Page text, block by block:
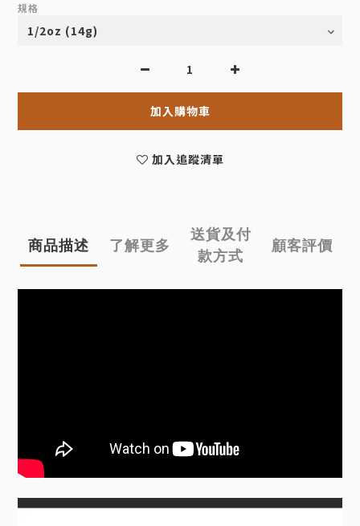
規格
加入購物車
加入追蹤清單
商品描述 了解更多
送貨及付
款方式
顧客評價